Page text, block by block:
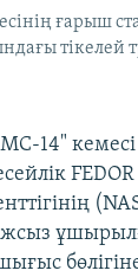
ғарыш
тікелей
МС-14"